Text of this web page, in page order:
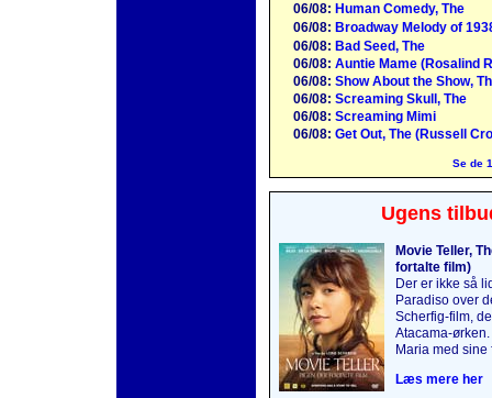
06/08: Human Comedy, The
06/08: Broadway Melody of
06/08: Bad Seed, The
06/08: Auntie Mame (Rosalind
06/08: Show About the Show,
06/08: Screaming Skull, The
06/08: Screaming Mimi
06/08: Get Out, The (Russell
Se de
Ugens
Movie Teller,
fortalte film)
Der er ikke så
Paradiso over
Scherfig-film,
Atacama-
Maria med
Læs mere her